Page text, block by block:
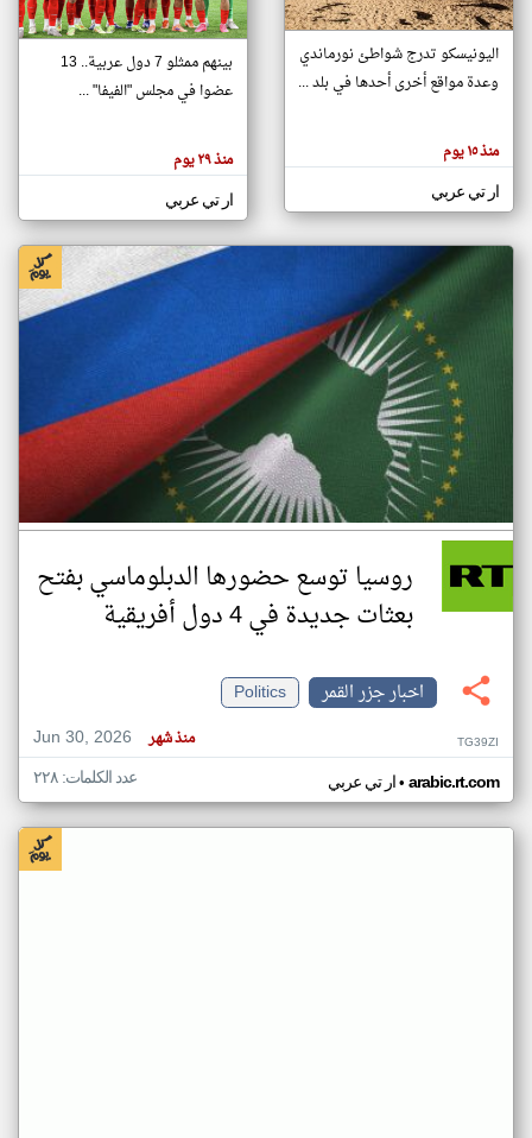
تغيير الدولة
اخبار جزر القمر على مدار الساعة
أهم اخبار جزر القمر العاجلة والمباشرة
هنا عن
وجهة
كاتبيها.
اليونيسكو تدرج شواطئ نورماندي
وعدة مواقع أخرى أحدها في بلد ...
منذ ١٥ يوم
ار تي عربي
بينهم ممثلو 7 دول عربية.. 13
عضوا في مجلس "الفيفا" ...
منذ ٢٩ يوم
ار تي عربي
روسيا توسع حضورها الدبلوماسي بفتح
بعثات جديدة في 4 دول أفريقية
اخبار جزر القمر
Politics
Jun 30, 2026
منذ شهر TG39ZI
ار تي عربي• arabic.rt.com عدد الكلمات: ٢٢٨
klyoum.com